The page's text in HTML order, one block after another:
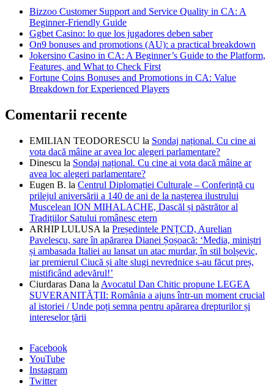
Bizzoo Customer Support and Service Quality in CA: A
Beginner-Friendly Guide
Ggbet Casino: lo que los jugadores deben saber
On9 bonuses and promotions (AU): a practical breakdown
Jokersino Casino in CA: A Beginner’s Guide to the Platform,
Features, and What to Check First
Fortune Coins Bonuses and Promotions in CA: Value
Breakdown for Experienced Players
Comentarii recente
EMILIAN TEODORESCU la Sondaj național. Cu cine ai
vota dacă mâine ar avea loc alegeri parlamentare?
Dinescu la Sondaj național. Cu cine ai vota dacă mâine ar
avea loc alegeri parlamentare?
Eugen B. la Centrul Diplomației Culturale – Conferință cu
prilejul aniversării a 140 de ani de la nașterea ilustrului
Muscelean ION MIHALACHE, Dascăl și păstrător al
Tradițiilor Satului românesc etern
ARHIP LULUSA la Președintele PNȚCD, Aurelian
Pavelescu, sare în apărarea Dianei Șoșoacă: ‘Media, miniștri
și ambasada Italiei au lansat un atac murdar, în stil bolșevic,
iar premierul Ciucă și alte slugi nevrednice s-au făcut preș,
mistificând adevărul!’
Ciurdaras Dana la Avocatul Dan Chitic propune LEGEA
SUVERANITĂȚII: România a ajuns într-un moment crucial
al istoriei / Unde poți semna pentru apărarea drepturilor și
intereselor țării
Facebook
YouTube
Instagram
Twitter